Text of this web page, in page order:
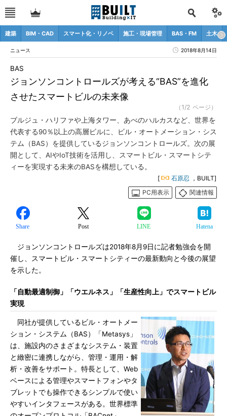
建築 BIM・CAD スマート化・リノベ 施工・現場管理 BAS・FM 土木
ニュース 2018年8月14日
ジョンソンコントロールズが考える“BAS”を進化
させたスマートビルの未来像
BAS
（1/2 ページ）
ブルジュ・ハリファや上海タワー、あべのハルカスなど、世界を
代表する90％以上の高層ビルに、ビル・オートメーション・シス
テム（BAS）を提供しているジョンソンコントロールズ。次の展
開として、AIやIoT技術を活用し、スマートビル・スマートシテ
ィーを実現する未来のBASを構想している。
[ 石原忍 ，BUILT]
PC用表示
関連情報
Share Post LINE Hatena
ジョンソンコントロールズは2018年8月9日に記者勉強会を開
催し、スマートビル・スマートシティーの最新動向と今後の展望
を示した。
「自動最適制御」「ウエルネス」「生産性向上」でスマートビル
実現
同社が提供しているビル・オートメー
ション・システム（BAS）「Metasys」
は、施設内のさまざまなシステム・装置
と緻密に連携しながら、管理・運用・解
析・改善をサポート。特長として、Web
ベースによる管理やスマートフォンやタ
ブレットでも操作できるシンプルで使い
やすいインタフェースがある。世界標準